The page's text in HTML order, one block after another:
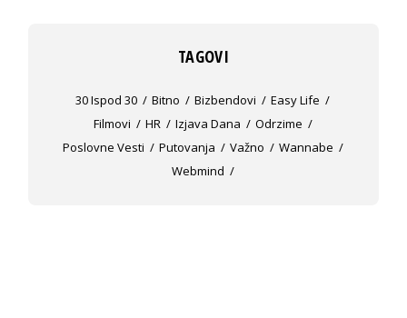
TAGOVI
30 Ispod 30 Bitno Bizbendovi
Easy Life
Filmovi
HR Izjava Dana
Odrzime
Poslovne Vesti
Putovanja Važno
Wannabe
Webmind